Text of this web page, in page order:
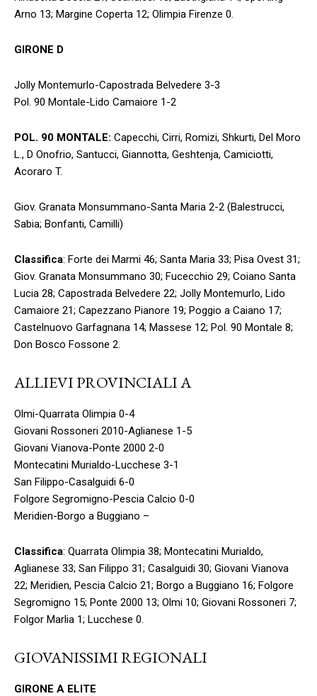
Arno 13; Margine Coperta 12; Olimpia Firenze 0.
GIRONE D
Jolly Montemurlo-Capostrada Belvedere 3-3
Pol. 90 Montale-Lido Camaiore 1-2
POL. 90 MONTALE: Capecchi, Cirri, Romizi, Shkurti, Del Moro
L., D Onofrio, Santucci, Giannotta, Geshtenja, Camiciotti,
Acoraro T.
Giov. Granata Monsummano-Santa Maria 2-2 (Balestrucci,
Sabia; Bonfanti, Camilli)
Classifica: Forte dei Marmi 46; Santa Maria 33; Pisa Ovest 31;
Giov. Granata Monsummano 30; Fucecchio 29; Coiano Santa
Lucia 28; Capostrada Belvedere 22; Jolly Montemurlo, Lido
Camaiore 21; Capezzano Pianore 19; Poggio a Caiano 17;
Castelnuovo Garfagnana 14; Massese 12; Pol. 90 Montale 8;
Don Bosco Fossone 2.
ALLIEVI PROVINCIALI A
Olmi-Quarrata Olimpia 0-4
Giovani Rossoneri 2010-Aglianese 1-5
Giovani Vianova-Ponte 2000 2-0
Montecatini Murialdo-Lucchese 3-1
San Filippo-Casalguidi 6-0
Folgore Segromigno-Pescia Calcio 0-0
Meridien-Borgo a Buggiano –
Classifica: Quarrata Olimpia 38; Montecatini Murialdo,
Aglianese 33; San Filippo 31; Casalguidi 30; Giovani Vianova
22; Meridien, Pescia Calcio 21; Borgo a Buggiano 16; Folgore
Segromigno 15; Ponte 2000 13; Olmi 10; Giovani Rossoneri 7;
Folgor Marlia 1; Lucchese 0.
GIOVANISSIMI REGIONALI
GIRONE A ELITE